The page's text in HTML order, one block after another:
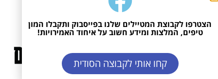
הצטרפו לקבוצת המטיילים שלנו בפייסבוק ותקבלו המון
טיפים, המלצות ומידע חשוב על איחוד האמירויות!
קחו אותי לקבוצה הסודית